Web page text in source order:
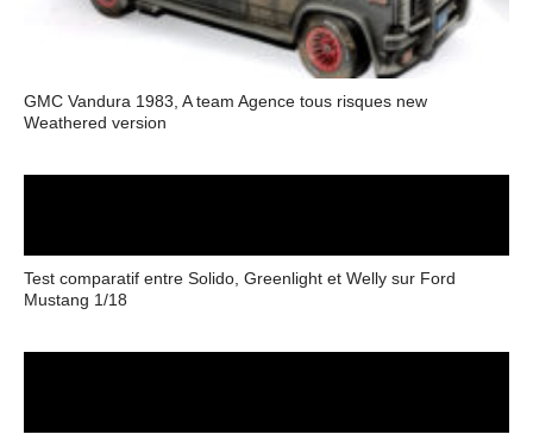
GMC Vandura 1983, A team Agence tous risques new
Weathered version
Test comparatif entre Solido, Greenlight et Welly sur Ford
Mustang 1/18